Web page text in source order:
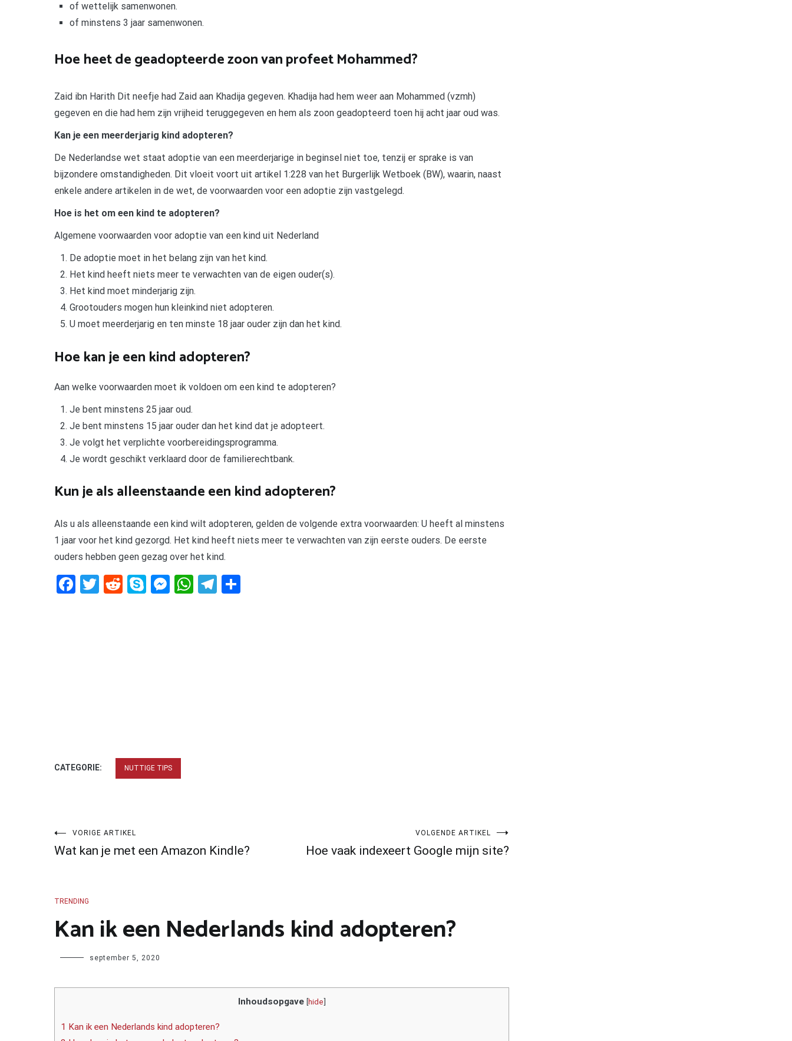
of wettelijk samenwonen.
of minstens 3 jaar samenwonen.
Hoe heet de geadopteerde zoon van profeet Mohammed?
Zaid ibn Harith Dit neefje had Zaid aan Khadija gegeven. Khadija had hem weer aan Mohammed (vzmh)
gegeven en die had hem zijn vrijheid teruggegeven en hem als zoon geadopteerd toen hij acht jaar oud was.
Kan je een meerderjarig kind adopteren?
De Nederlandse wet staat adoptie van een meerderjarige in beginsel niet toe, tenzij er sprake is van
bijzondere omstandigheden. Dit vloeit voort uit artikel 1:228 van het Burgerlijk Wetboek (BW), waarin, naast
enkele andere artikelen in de wet, de voorwaarden voor een adoptie zijn vastgelegd.
Hoe is het om een kind te adopteren?
Algemene voorwaarden voor adoptie van een kind uit Nederland
De adoptie moet in het belang zijn van het kind.
Het kind heeft niets meer te verwachten van de eigen ouder(s).
Het kind moet minderjarig zijn.
Grootouders mogen hun kleinkind niet adopteren.
U moet meerderjarig en ten minste 18 jaar ouder zijn dan het kind.
Hoe kan je een kind adopteren?
Aan welke voorwaarden moet ik voldoen om een kind te adopteren?
Je bent minstens 25 jaar oud.
Je bent minstens 15 jaar ouder dan het kind dat je adopteert.
Je volgt het verplichte voorbereidingsprogramma.
Je wordt geschikt verklaard door de familierechtbank.
Kun je als alleenstaande een kind adopteren?
Als u als alleenstaande een kind wilt adopteren, gelden de volgende extra voorwaarden: U heeft al minstens
1 jaar voor het kind gezorgd. Het kind heeft niets meer te verwachten van zijn eerste ouders. De eerste
ouders hebben geen gezag over het kind.
Facebook
Twitter
RedditSkypeMessenger
WhatsApp
Telegram
CATEGORIE: NUTTIGE TIPS
Bericht
navigatie
VORIGE ARTIKEL
Wat kan je met een Amazon Kindle?
VOLGENDE ARTIKEL
Hoe vaak indexeert Google mijn site?
TRENDING
Kan ik een Nederlands kind adopteren?
Author september 5, 2020
Inhoudsopgave [hide]
1 Kan ik een Nederlands kind adopteren?